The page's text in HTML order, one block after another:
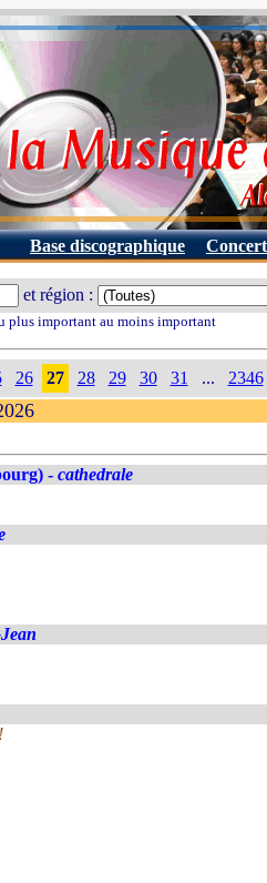
Base discographique
et région :
plus important au moins important
26 27 28 29 30 31 ... 2346
- cathedrale